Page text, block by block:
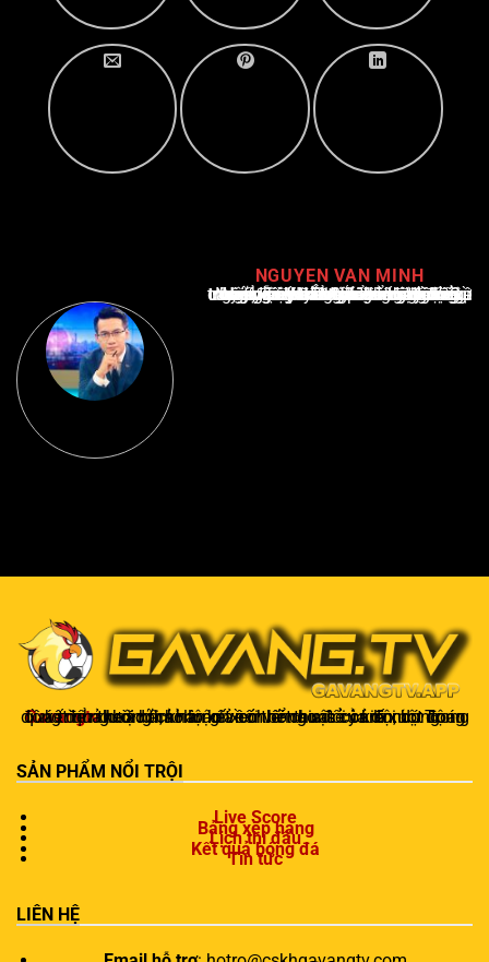
NGUYEN VAN MINH
Nguyễn Văn Minh là một trong những chuyên gia hàng đầu về báo cáo tin tức thể thao tại Việt Nam, với hơn 10 năm hoạt động trong ngành. Ông có kiến thức sâu rộng và kinh nghiệm đáng kể trong việc phân tích và báo cáo về các sự kiện thể thao hàng đầu. Sự hiểu biết sâu sắc của ông về ngành này đã giúp ông xây dựng uy tín và danh tiếng trong cộng đồng báo chí thể thao.
Gavangtv
không chỉ là nơi xem bóng mà còn là một cộng đồng để người hâm mộ kết nối và trao đổi cảm xúc. Trong quá trình theo dõi, khán giả có thể chia sẻ ý kiến, dự đoán kết quả hoặc thảo luận về chiến thuật của đội bóng.
SẢN PHẨM NỔI TRỘI
Live Score
Bảng xếp hạng
Lịch thi đấu
Kết quả bóng đá
Tin tức
LIÊN HỆ